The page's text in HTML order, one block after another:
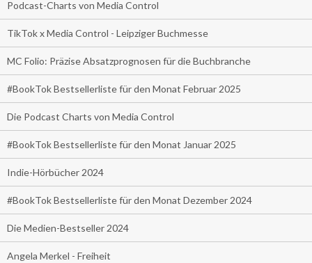
Podcast-Charts von Media Control
TikTok x Media Control - Leipziger Buchmesse
MC Folio: Präzise Absatzprognosen für die Buchbranche
#BookTok Bestsellerliste für den Monat Februar 2025
Die Podcast Charts von Media Control
#BookTok Bestsellerliste für den Monat Januar 2025
Indie-Hörbücher 2024
#BookTok Bestsellerliste für den Monat Dezember 2024
Die Medien-Bestseller 2024
Angela Merkel - Freiheit